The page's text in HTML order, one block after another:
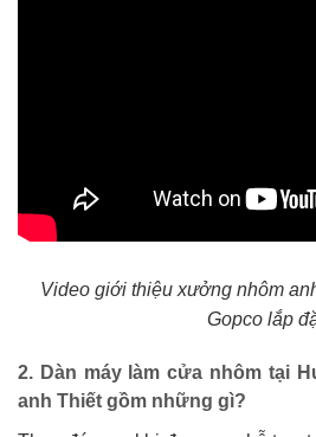
Video giới thiệu xưởng nhôm
Gopco lắp
2. Dàn máy làm cửa nhôm tại
anh Thiết gồm những gì?